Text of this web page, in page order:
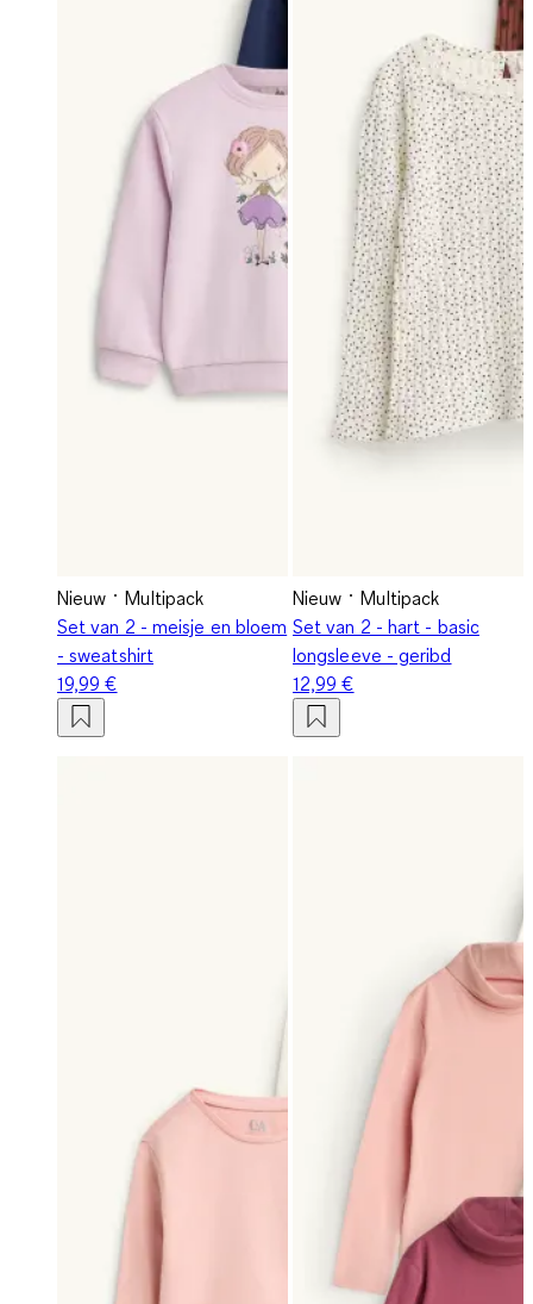
Nieuw
Multipack
Set van 2 - meisje en bloem
- sweatshirt
19,99 €
Nieuw
Multipack
Set van 2 - hart - basic
longsleeve - geribd
12,99 €